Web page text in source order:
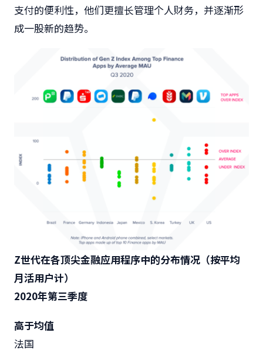
支付的便利性，他们更擅长管理个人财务，并逐渐形
成一股新的趋势。
Z世代在各顶尖金融应用程序中的分布情况（按平均
月活用户计）
2020年第三季度
高于均值
法国